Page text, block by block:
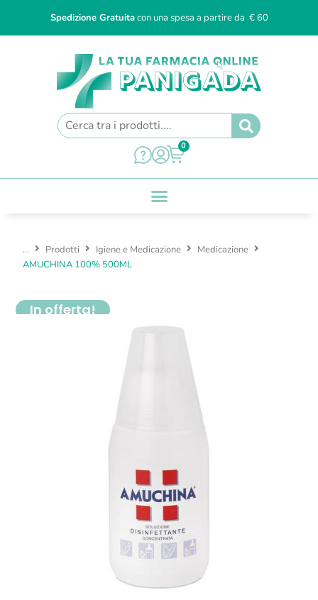
Spedizione Gratuitacon una spesa a partire da € 60
0
... Prodotti Igiene e Medicazione
Medicazione
AMUCHINA 100% 500ML
In offerta!